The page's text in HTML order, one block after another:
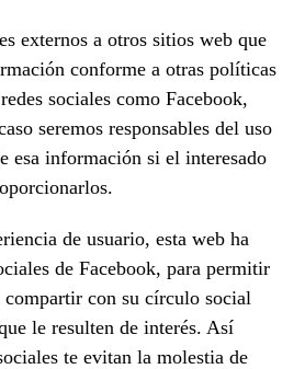
externos a otros sitios web que
conforme a otras políticas
sociales como Facebook,
seremos responsables del uso
esa información si el interesado
de usuario, esta web ha
de Facebook, para permitir
compartir con su círculo social
le resulten de interés. Así
te evitan la molestia de